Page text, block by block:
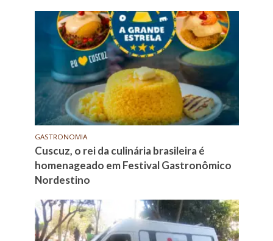
GASTRONOMIA
Cuscuz, o rei da culinária brasileira é
homenageado em Festival Gastronômico
Nordestino